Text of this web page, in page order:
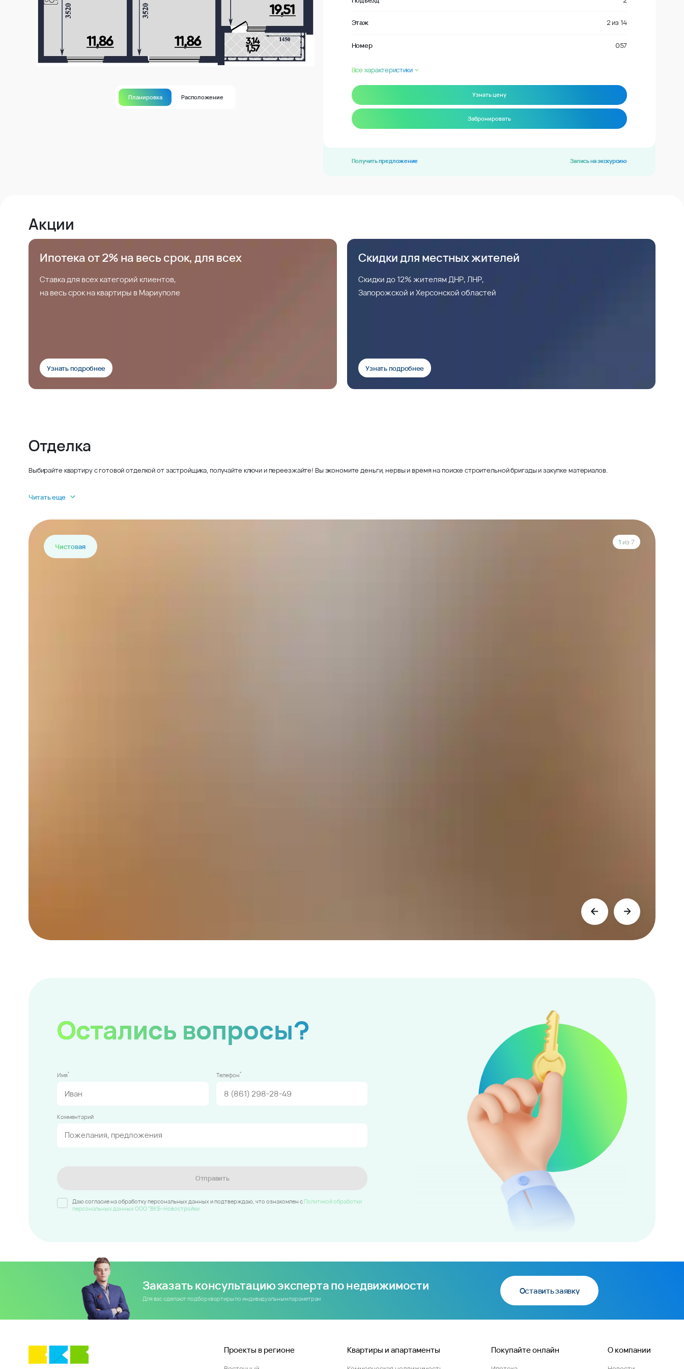
Планировка Расположение
Этаж 2 из 14
Номер 057
Все характеристики
Узнать цену
Забронировать
Получить предложение Запись на экскурсию
Акции
Ипотека от 2% на весь срок, для всех
Ставка для всех категорий клиентов,
на весь срок на квартиры в Мариуполе
Узнать подробнее
Скидки для местных жителей
Скидки до 12% жителям ДНР, ЛНР,
Запорожской и Херсонской областей
Узнать подробнее
Отделка
Выбирайте квартиру с готовой отделкой от застройщика, получайте ключи и переезжайте! Вы экономите деньги, нервы и время на поиске строительной бригады и закупке материалов.
Читать еще
Чистовая
1 из 7
Остались вопросы?
Имя* Телефон*
Комментарий
Отправить
Даю согласие на обработку персональных данных и подтверждаю, что ознакомлен c Политикой обработки
персональных данных ООО "ВКБ-Новостройки
Заказать консультацию эксперта по недвижимости
Для вас сделают подбор квартиры по индивидуальным параметрам
Оставить заявку
Проекты в регионе Квартиры и апартаменты Покупайте онлайн О компании